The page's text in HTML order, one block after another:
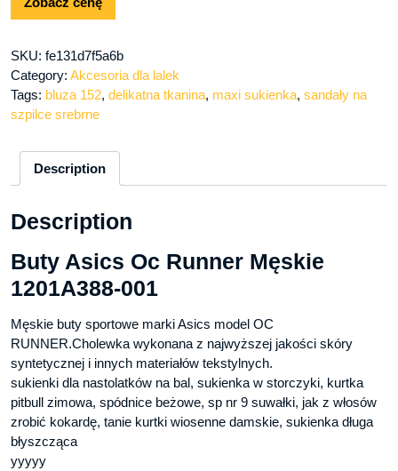
SKU: fe131d7f5a6b
Category: Akcesoria dla lalek
Tags: bluza 152, delikatna tkanina, maxi sukienka, sandały na
szpilce srebrne
Description
Description
Buty Asics Oc Runner Męskie
1201A388-001
Męskie buty sportowe marki Asics model OC
RUNNER.Cholewka wykonana z najwyższej jakości skóry
syntetycznej i innych materiałów tekstylnych.
sukienki dla nastolatków na bal, sukienka w storczyki, kurtka
pitbull zimowa, spódnice beżowe, sp nr 9 suwałki, jak z włosów
zrobić kokardę, tanie kurtki wiosenne damskie, sukienka długa
błyszcząca
yyyyy